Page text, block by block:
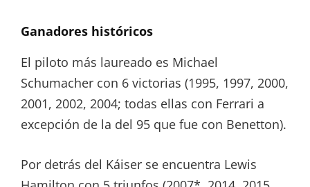
Ganadores históricos
El piloto más laureado es Michael
Schumacher con 6 victorias (1995, 1997, 2000,
2001, 2002, 2004; todas ellas con Ferrari a
excepción de la del 95 que fue con Benetton).
Por detrás del Káiser se encuentra Lewis